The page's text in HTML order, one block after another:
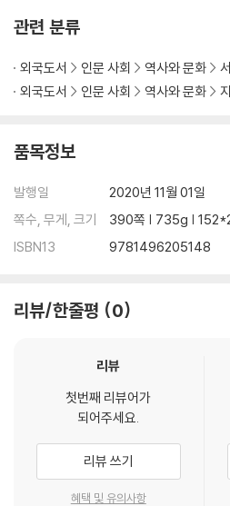
Matthew S. Luckett
z Hills.
관련 분류
외국도서 인문 사회 역사와 문화
외국도서
인문 사회 역사와 문화
품목정보
발행일
2020년 11월 01일
쪽수, 무게, 크기
390쪽 | 735g |
ISBN13
9781496205148
리뷰/한줄평 0
리뷰
첫번째 리뷰어가
되어주세요.
리뷰 쓰기
혜택 및 유의사항